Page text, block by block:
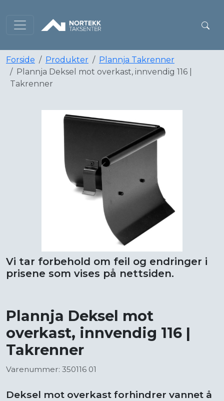
Forside Produkter
Plannja Takrenner
Plannja Deksel mot overkast, innvendig 116 |
Takrenner
Vi tar forbehold om feil og endringer i
prisene som vises på nettsiden.
Plannja Deksel mot
overkast, innvendig 116 |
Takrenner
Varenummer: 350116 01
Deksel mot overkast forhindrer vannet å